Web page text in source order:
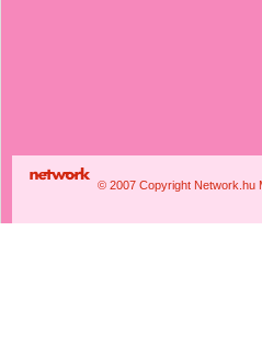
© 2007 Copyright Network.hu